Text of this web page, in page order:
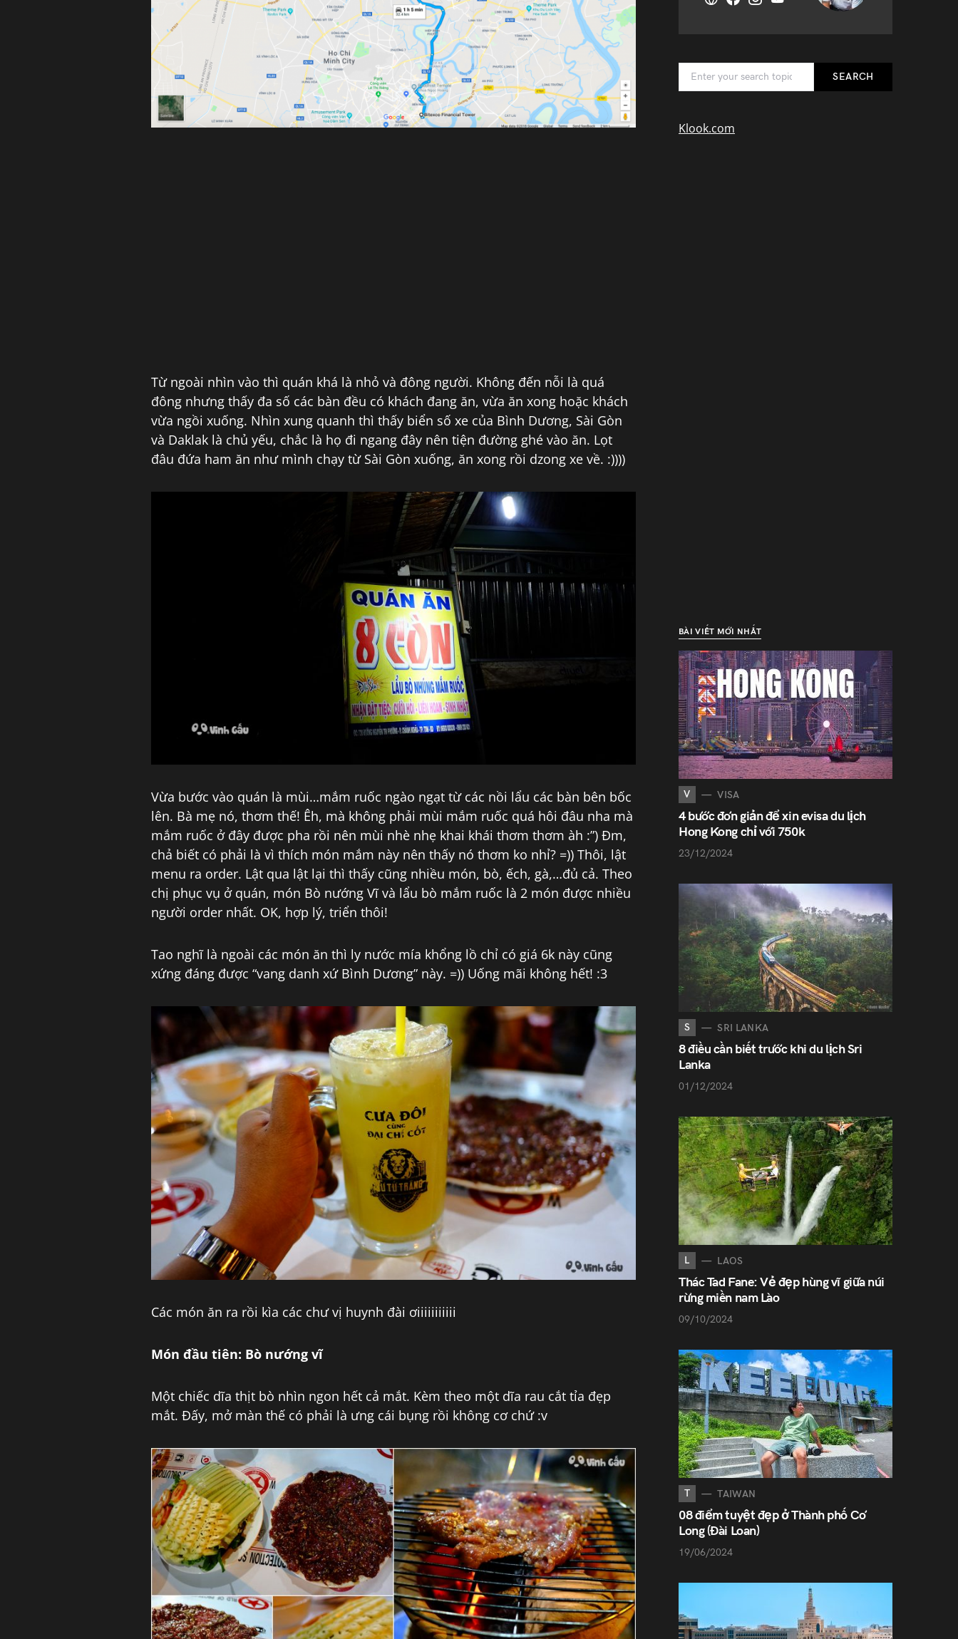
Từ ngoài nhìn vào thì quán khá là nhỏ và đông người. Không đến nỗi là quá
đông nhưng thấy đa số các bàn đều có khách đang ăn, vừa ăn xong hoặc khách
vừa ngồi xuống. Nhìn xung quanh thì thấy biển số xe của Bình Dương, Sài Gòn
và Daklak là chủ yếu, chắc là họ đi ngang đây nên tiện đường ghé vào ăn. Lọt
đâu đứa ham ăn như mình chạy từ Sài Gòn xuống, ăn xong rồi dzong xe về. :))))
Vừa bước vào quán là mùi…mắm ruốc ngào ngạt từ các nồi lẩu các bàn bên bốc
lên. Bà mẹ nó, thơm thế! Êh, mà không phải mùi mắm ruốc quá hôi đâu nha mà
mắm ruốc ở đây được pha rồi nên mùi nhè nhẹ khai khái thơm thơm àh :”) Đm,
chả biết có phải là vì thích món mắm này nên thấy nó thơm ko nhỉ? =)) Thôi, lật
menu ra order. Lật qua lật lại thì thấy cũng nhiều món, bò, ếch, gà,…đủ cả. Theo
chị phục vụ ở quán, món Bò nướng Vĩ và lẩu bò mắm ruốc là 2 món được nhiều
người order nhất. OK, hợp lý, triển thôi!
Tao nghĩ là ngoài các món ăn thì ly nước mía khổng lồ chỉ có giá 6k này cũng
xứng đáng được “vang danh xứ Bình Dương” này. =)) Uống mãi không hết! :3
Các món ăn ra rồi kìa các chư vị huynh đài ơiiiiiiiiiii
Món đầu tiên: Bò nướng vĩ
Một chiếc dĩa thịt bò nhìn ngon hết cả mắt. Kèm theo một dĩa rau cắt tỉa đẹp
mắt. Đấy, mở màn thế có phải là ưng cái bụng rồi không cơ chứ :v
SEARCH
Klook.com
BÀI VIẾT MỚI NHẤT
V VISA
4 bước đơn giản để xin evisa du lịch
Hong Kong chỉ với 750k
23/12/2024
S SRI LANKA
8 điều cần biết trước khi du lịch Sri
Lanka
01/12/2024
L LAOS
Thác Tad Fane: Vẻ đẹp hùng vĩ giữa núi
rừng miền nam Lào
09/10/2024
T TAIWAN
08 điểm tuyệt đẹp ở Thành phố Cơ
Long (Đài Loan)
19/06/2024